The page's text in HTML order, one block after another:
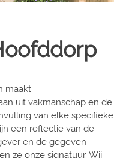
maakt
uit vakmanschap en de
van elke specifieke
een reflectie van de
en de gegeven
ze onze signatuur. Wij